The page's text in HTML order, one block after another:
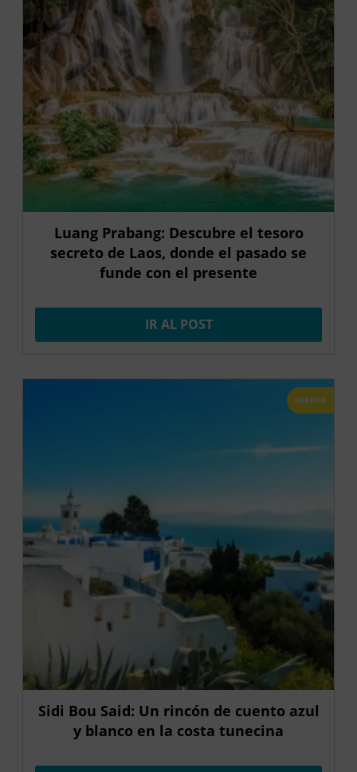
Luang Prabang: Descubre el tesoro
secreto de Laos, donde el pasado se
funde con el presente
IR AL POST
OFERTA
Sidi Bou Said: Un rincón de cuento azul
y blanco en la costa tunecina